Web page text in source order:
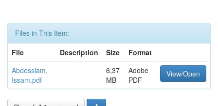
Files in This Item:
File
Description Size
Format
Abdesslam,
Issam.pdf
6,37
MB
Adobe
PDF
View/Open